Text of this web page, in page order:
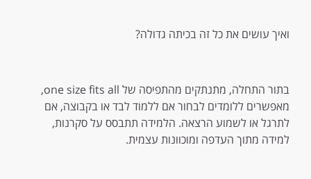
ואיך עושים את כל זה בכיתה גדולה?
בתור התחלה, מתנתקים מהתפיסה של one size fits all,
מאפשרים ללומדים לבחור אם ללמוד לבד או בקבוצה, אם
לתרגל או לשמוע הרצאה. הלמידה תתבסס על סקרנות,
למידה מתוך העדפה ומוכוונות עצמית.